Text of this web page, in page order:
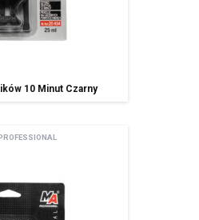
10 Minut Czarny
jest dobrowolne ale niezbędne do